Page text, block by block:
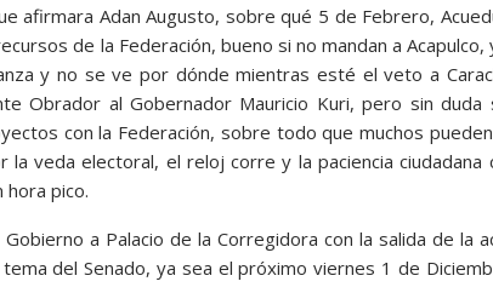
afirmara Adan Augusto, sobre qué 5 de Febrero,
de la Federación, bueno si no mandan a Acapulco,
y no se ve por dónde mientras esté el veto a
Obrador al Gobernador Mauricio Kuri, pero sin duda
con la Federación, sobre todo que muchos
veda electoral, el reloj corre y la paciencia ciudadana
hora pico.
a Palacio de la Corregidora con la salida de la
del Senado, ya sea el próximo viernes 1 de